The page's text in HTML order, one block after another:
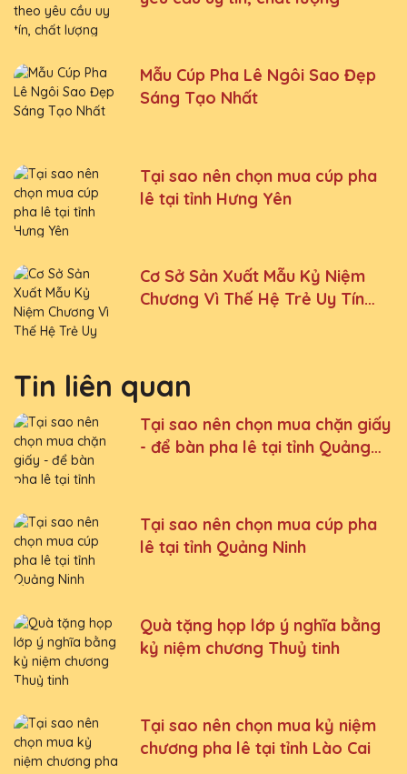
Mẫu Cúp Pha Lê Ngôi Sao Đẹp
Sáng Tạo Nhất
Tại sao nên chọn mua cúp pha
lê tại tỉnh Hưng Yên
Cơ Sở Sản Xuất Mẫu Kỷ Niệm
Chương Vì Thế Hệ Trẻ Uy Tín
Tin liên quan
Tại sao nên chọn mua chặn giấy
- để bàn pha lê tại tỉnh Quảng
Tại sao nên chọn mua cúp pha
lê tại tỉnh Quảng Ninh
Quà tặng họp lớp ý nghĩa bằng
kỷ niệm chương Thuỷ tinh
Tại sao nên chọn mua kỷ niệm
chương pha lê tại tỉnh Lào Cai